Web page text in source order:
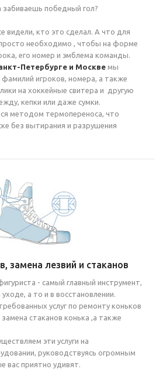
забиваешь победный гол?
видели, кто это сделал. А что для
необходимо , чтобы на форме
его номер и эмблема команды.
Петербурге и Москве мы
фамилий игроков, номера, а также
на хоккейные свитера и другую
кепки или даже сумки.
методом термопереноса, что
без вытирания и разрушения
замена лезвий и стаканов
- самый главный инструмент,
а то и в восстановлении.
услуг по ремонту коньков
стаканов конька ,а также
эти услуги на
руководствуясь огромным
вас приятно удивят.